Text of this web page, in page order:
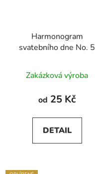
Harmonogram
svatebního dne No. 5
Zakázková výroba
od 25 Kč
DETAIL